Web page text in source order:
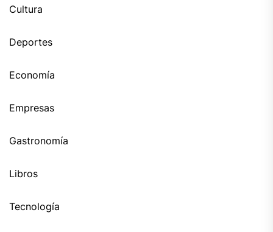
Cultura
Deportes
Economía
Empresas
Gastronomía
Libros
Tecnología